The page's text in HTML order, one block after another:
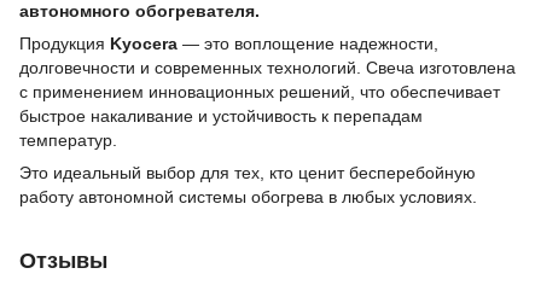
автономного обогревателя.
Продукция Kyocera — это воплощение надежности,
долговечности и современных технологий. Свеча изготовлена
с применением инновационных решений, что обеспечивает
быстрое накаливание и устойчивость к перепадам
температур.
Это идеальный выбор для тех, кто ценит бесперебойную
работу автономной системы обогрева в любых условиях.
Отзывы